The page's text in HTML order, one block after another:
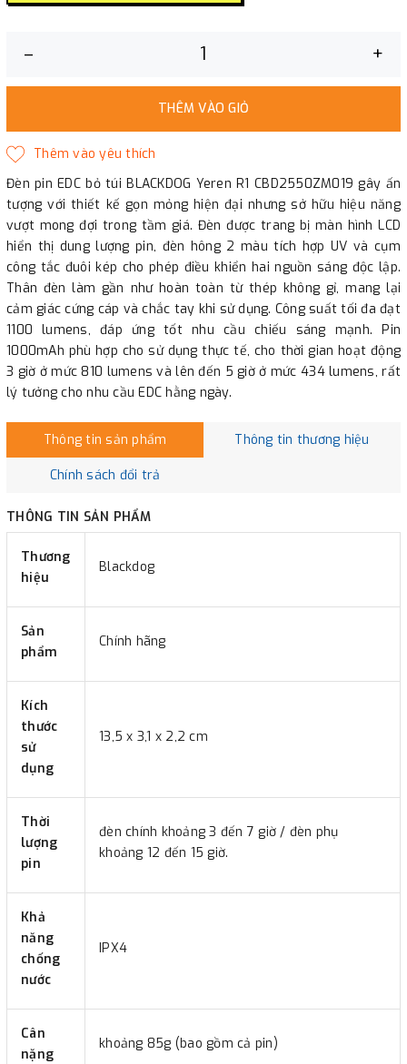
– +
THÊM VÀO GIỎ
Đèn pin EDC bỏ túi BLACKDOG Yeren R1 CBD2550ZM019 gây ấn
tượng với thiết kế gọn mỏng hiện đại nhưng sở hữu hiệu năng
vượt mong đợi trong tầm giá. Đèn được trang bị màn hình LCD
hiển thị dung lượng pin, đèn hông 2 màu tích hợp UV và cụm
công tắc đuôi kép cho phép điều khiển hai nguồn sáng độc lập.
Thân đèn làm gần như hoàn toàn từ thép không gỉ, mang lại
cảm giác cứng cáp và chắc tay khi sử dụng. Công suất tối đa đạt
1100 lumens, đáp ứng tốt nhu cầu chiếu sáng mạnh. Pin
1000mAh phù hợp cho sử dụng thực tế, cho thời gian hoạt động
3 giờ ở mức 810 lumens và lên đến 5 giờ ở mức 434 lumens, rất
lý tưởng cho nhu cầu EDC hằng ngày.
Thông tin sản phẩm Thông tin thương hiệu
Chính sách đổi trả
THÔNG TIN SẢN PHẨM
Thương
hiệu
Blackdog
Sản
phẩm
Chính hãng
Kích
thước
sử
dụng
13,5 x 3,1 x 2,2 cm
Thời
lượng
pin
đèn chính khoảng 3 đến 7 giờ / đèn phụ
khoảng 12 đến 15 giờ.
Khả
năng
chống
nước
IPX4
Cân
nặng
khoảng 85g (bao gồm cả pin)